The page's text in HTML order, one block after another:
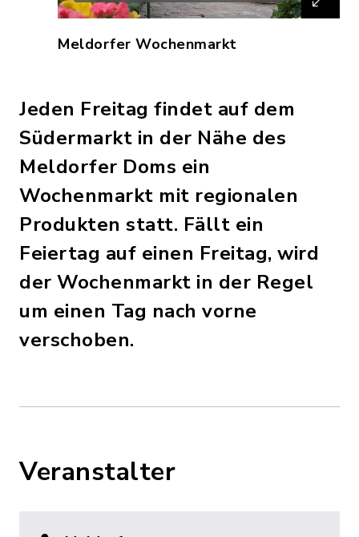
Meldorfer Wochenmarkt
Jeden Freitag findet auf dem
Südermarkt in der Nähe des
Meldorfer Doms ein
Wochenmarkt mit regionalen
Produkten statt. Fällt ein
Feiertag auf einen Freitag, wird
der Wochenmarkt in der Regel
um einen Tag nach vorne
verschoben.
Veranstalter